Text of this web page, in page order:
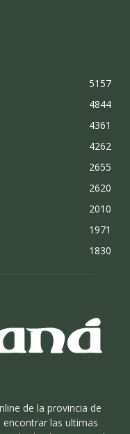
5157
4844
4361
4262
2655
2620
2010
1971
1830
de la provincia de
las ultimas